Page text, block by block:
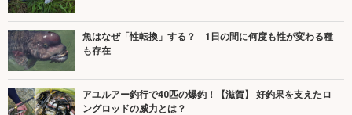
魚はなぜ「性転換」する？ 1日の間に何度も性が変わる種
も存在
アユルアー釣行で40匹の爆釣！【滋賀】 好釣果を支えたロ
ングロッドの威力とは？